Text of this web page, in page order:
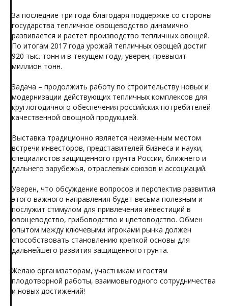
За последние три года благодаря поддержке со стороны
государства тепличное овощеводство динамично
развивается и растет производство тепличных овощей.
По итогам 2017 года урожай тепличных овощей достиг
920 тыс. тонн и в текущем году, уверен, превысит
миллион тонн.
Задача – продолжить работу по строительству новых и
модернизации действующих тепличных комплексов для
круглогодичного обеспечения российских потребителей
качественной овощной продукцией.
Выставка традиционно является неизменным местом
встречи инвесторов, представителей бизнеса и науки,
специалистов защищенного грунта России, ближнего и
дальнего зарубежья, отраслевых союзов и ассоциаций.
Уверен, что обсуждение вопросов и перспектив развития
этого важного направления будет весьма полезным и
послужит стимулом для привлечения инвестиций в
овощеводство, грибоводство и цветоводство. Обмен
опытом между ключевыми игроками рынка должен
способствовать становлению крепкой основы для
дальнейшего развития защищенного грунта.
Желаю организаторам, участникам и гостям
плодотворной работы, взаимовыгодного сотрудничества
и новых достижений!